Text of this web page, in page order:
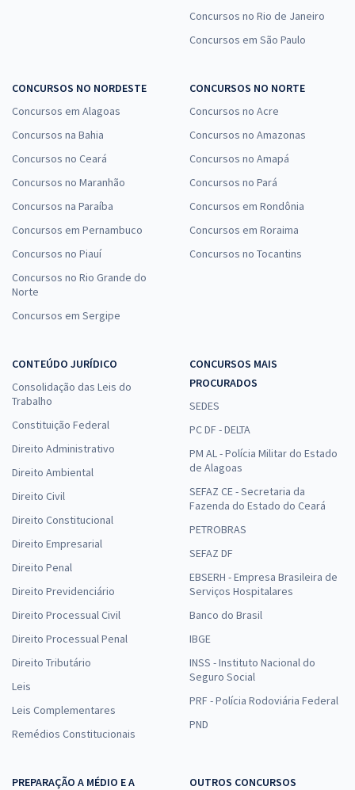
Concursos no Rio de Janeiro
Concursos em São Paulo
CONCURSOS NO NORDESTE
Concursos em Alagoas
Concursos na Bahia
Concursos no Ceará
Concursos no Maranhão
Concursos na Paraíba
Concursos em Pernambuco
Concursos no Piauí
Concursos no Rio Grande do
Norte
Concursos em Sergipe
CONCURSOS NO NORTE
Concursos no Acre
Concursos no Amazonas
Concursos no Amapá
Concursos no Pará
Concursos em Rondônia
Concursos em Roraima
Concursos no Tocantins
CONTEÚDO JURÍDICO
Consolidação das Leis do
Trabalho
Constituição Federal
Direito Administrativo
Direito Ambiental
Direito Civil
Direito Constitucional
Direito Empresarial
Direito Penal
Direito Previdenciário
Direito Processual Civil
Direito Processual Penal
Direito Tributário
Leis
Leis Complementares
Remédios Constitucionais
CONCURSOS MAIS
PROCURADOS
SEDES
PC DF - DELTA
PM AL - Polícia Militar do Estado
de Alagoas
SEFAZ CE - Secretaria da
Fazenda do Estado do Ceará
PETROBRAS
SEFAZ DF
EBSERH - Empresa Brasileira de
Serviços Hospitalares
Banco do Brasil
IBGE
INSS - Instituto Nacional do
Seguro Social
PRF - Polícia Rodoviária Federal
PND
PREPARAÇÃO A MÉDIO E A
OUTROS CONCURSOS